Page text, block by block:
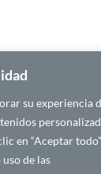
su experiencia
en “Aceptar
de las